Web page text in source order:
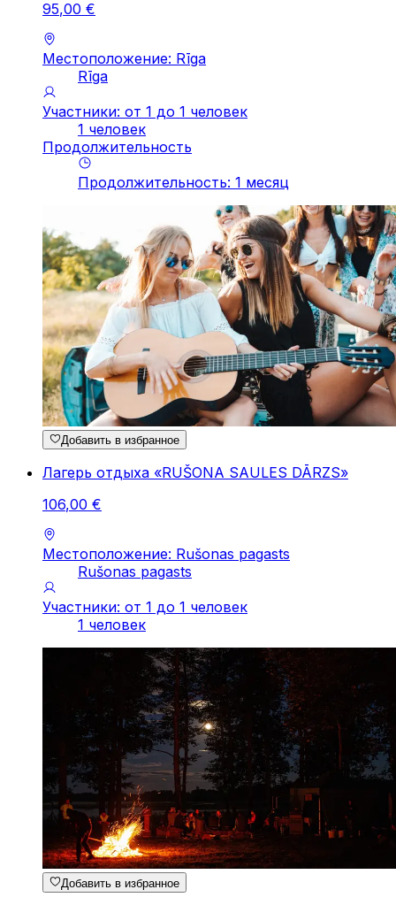
95,00 €
Местоположение: Rīga
Rīga
Участники: от 1 до 1 человек
1 человек
Продолжительность
Продолжительность: 1 месяц
Добавить в избранное
Лагерь отдыха «RUŠONA SAULES DĀRZS»
106,00 €
Местоположение: Rušonas pagasts
Rušonas pagasts
Участники: от 1 до 1 человек
1 человек
Добавить в избранное